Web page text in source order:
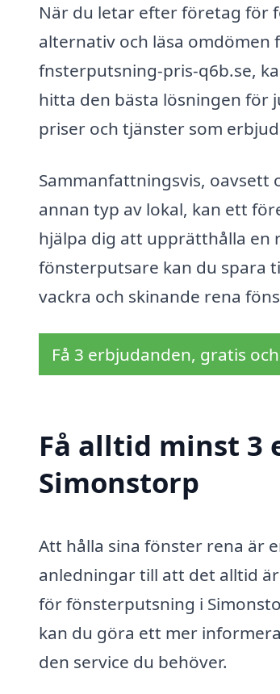
När du letar efter företag för
alternativ och läsa
fnsterputsning-pris-q6b.se,
hitta den bästa lösningen för
priser och tjänster som
Sammanfattningsvis,
annan typ av lokal, kan ett
hjälpa dig att upprätthålla en
fönsterputsare kan du spara
vackra och skinande rena
Få 3 erbjudanden, gratis
Få alltid minst 3
Simonstorp
Att hålla sina fönster rena är
anledningar till att det alltid
för fönsterputsning i
kan du göra ett mer
den service du behöver.